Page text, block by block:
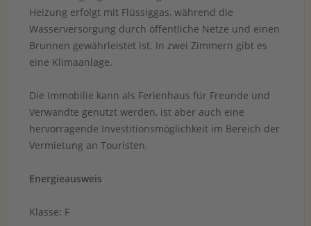
Heizung erfolgt mit Flüssiggas, während die
Wasserversorgung durch öffentliche Netze und einen
Brunnen gewährleistet ist. In zwei Zimmern gibt es
eine Klimaanlage.
Die Immobilie kann als Ferienhaus für Freunde und
Verwandte genutzt werden, ist aber auch eine
hervorragende Investitionsmöglichkeit im Bereich der
Vermietung an Touristen.
Energieausweis
Klasse: F